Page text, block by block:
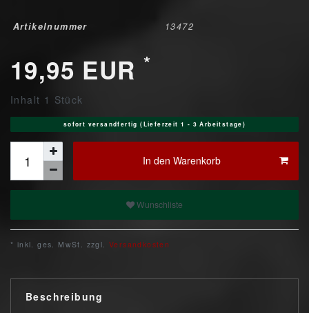
Artikelnummer 13472
19,95 EUR *
Inhalt 1 Stück
sofort versandfertig (Lieferzeit 1 - 3 Arbeitstage)
In den Warenkorb
Wunschliste
* inkl. ges. MwSt. zzgl. Versandkosten
Beschreibung